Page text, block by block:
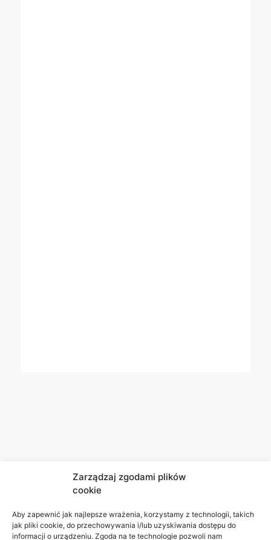
Zarządzaj zgodami plików
cookie
Aby zapewnić jak najlepsze wrażenia, korzystamy z technologii, takich
jak pliki cookie, do przechowywania i/lub uzyskiwania dostępu do
informacji o urządzeniu. Zgoda na te technologie pozwoli nam